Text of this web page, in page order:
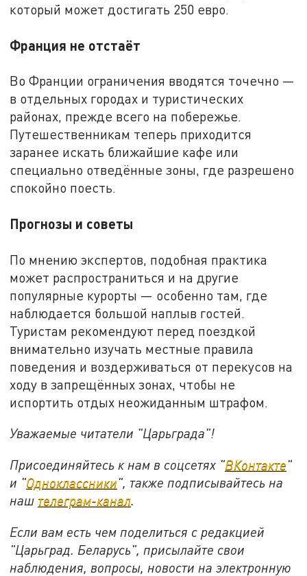
который может достигать 250 евро.
Франция не отстаёт
Во Франции ограничения вводятся точечно —
в отдельных городах и туристических
районах, прежде всего на побережье.
Путешественникам теперь приходится
заранее искать ближайшие кафе или
специально отведённые зоны, где разрешено
спокойно поесть.
Прогнозы и советы
По мнению экспертов, подобная практика
может распространиться и на другие
популярные курорты — особенно там, где
наблюдается большой наплыв гостей.
Туристам рекомендуют перед поездкой
внимательно изучать местные правила
поведения и воздерживаться от перекусов на
ходу в запрещённых зонах, чтобы не
испортить отдых неожиданным штрафом.
Уважаемые читатели "Царьграда"!
Присоединяйтесь к нам в соцсетях "ВКонтакте"
и "Одноклассники", также подписывайтесь на
наш телеграм-канал.
Если вам есть чем поделиться с редакцией
"Царьград. Беларусь", присылайте свои
наблюдения, вопросы, новости на электронную